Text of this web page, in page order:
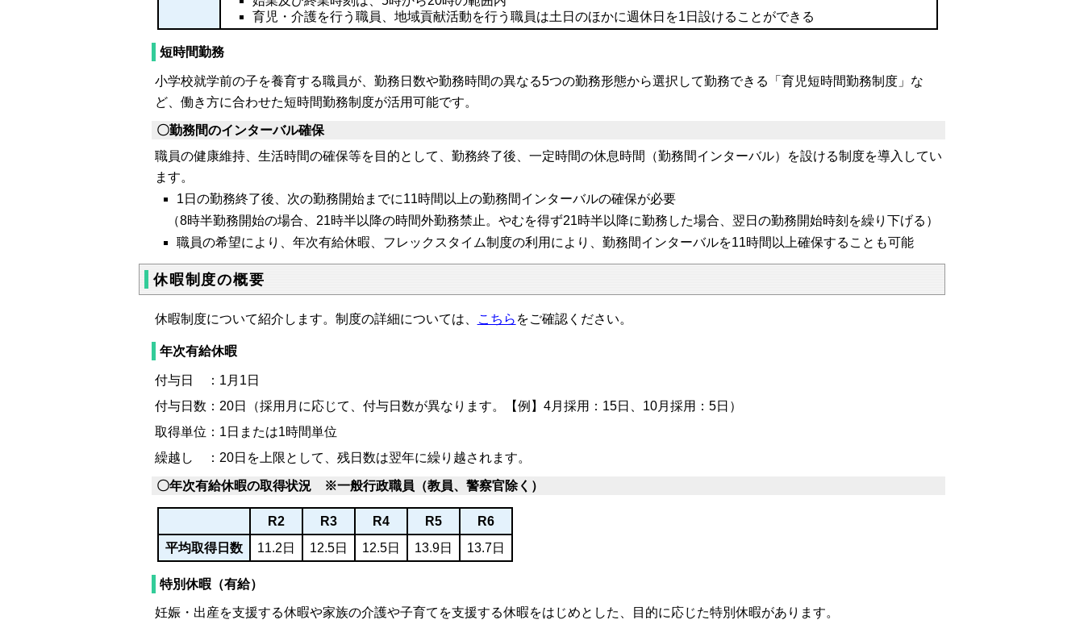
育児・介護を行う職員、地域貢献活動を行う職員は土日のほかに週休日を1日設けることができる
短時間勤務
小学校就学前の子を養育する職員が、勤務日数や勤務時間の異なる5つの勤務形態から選択して勤務できる「育児短時間勤務制度」な
ど、働き方に合わせた短時間勤務制度が活用可能です。
〇勤務間のインターバル確保
職員の健康維持、生活時間の確保等を目的として、勤務終了後、一定時間の休息時間（勤務間インターバル）を設ける制度を導入してい
ます。
1日の勤務終了後、次の勤務開始までに11時間以上の勤務間インターバルの確保が必要
（8時半勤務開始の場合、21時半以降の時間外勤務禁止。やむを得ず21時半以降に勤務した場合、翌日の勤務開始時刻を繰り下げる）
職員の希望により、年次有給休暇、フレックスタイム制度の利用により、勤務間インターバルを11時間以上確保することも可能
休暇制度の概要
休暇制度について紹介します。制度の詳細については、 こちら をご確認ください。
年次有給休暇
付与日 ：1月1日
付与日数：20日（採用月に応じて、付与日数が異なります。【例】4月採用：15日、10月採用：5日）
取得単位：1日または1時間単位
繰越し ：20日を上限として、残日数は翌年に繰り越されます。
〇年次有給休暇の取得状況 ※一般行政職員（教員、警察官除く）
R2 R3 R4 R5
R6
平均取得日数
11.2日 12.5日 12.5日 13.9日 13.7日
特別休暇（有給）
妊娠・出産を支援する休暇や家族の介護や子育てを支援する休暇をはじめとした、目的に応じた特別休暇があります。